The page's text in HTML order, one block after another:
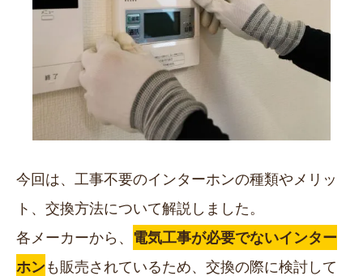
今回は、工事不要のインターホンの種類やメリッ
ト、交換方法について解説しました。
各メーカーから、 電気工事が必要でないインター
ホンも販売されているため、交換の際に検討して